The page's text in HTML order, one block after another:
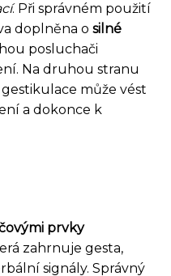
. Při správném použití
doplněna o silné
posluchači
Na druhou stranu
může vést
a dokonce k
prvky
zahrnuje gesta,
signály. Správný